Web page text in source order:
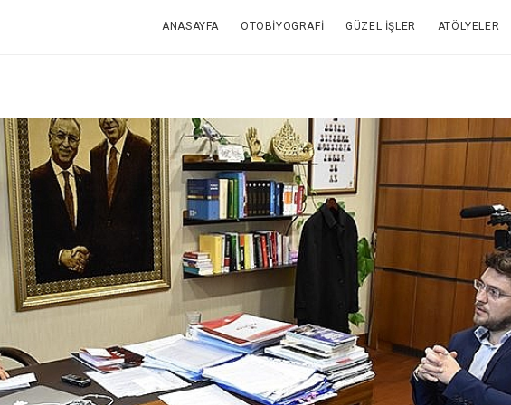
ANASAYFA OTOBIYOGRAFI GÜZEL İŞLER ATÖLYELER